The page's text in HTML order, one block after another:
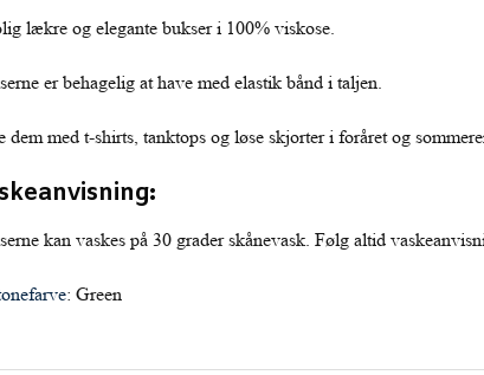
lækre og elegante bukser i 100% viskose.
er behagelig at have med elastik bånd i taljen.
dem med t-shirts, tanktops og løse skjorter i foråret og
kan vaskes på 30 grader skånevask. Følg altid
: Green